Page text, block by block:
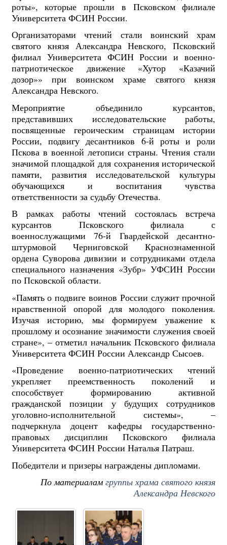
роты», которые прошли в Псковском филиале
Университета ФСИН России.
Организаторами чтений стали воинский храм
святого князя Александра Невского, Псковский
филиал Университета ФСИН России и военно-
патриотическое движение «Хутор «Казачий
дозор»» при воинском храме святого князя
Александра Невского.
Мероприятие объединило курсантов,
представивших исследовательские работы,
посвященные героическим страницам истории
России, подвигу десантников 6-й роты и роли
Пскова в военной летописи страны. Чтения стали
значимой площадкой для сохранения исторической
памяти, развития исследовательской культуры
обучающихся и воспитания чувства
ответственности за судьбу Отечества.
В рамках работы чтений состоялась встреча
курсантов Псковского филиала с
военнослужащими 76-й Гвардейской десантно-
штурмовой Черниговской Краснознаменной
ордена Суворова дивизии и сотрудниками отдела
специального назначения «Зубр» УФСИН России
по Псковской области.
«Память о подвиге воинов России служит прочной
нравственной опорой для молодого поколения.
Изучая историю, мы формируем уважение к
прошлому и осознание значимости служения своей
стране», – отметил начальник Псковского филиала
Университета ФСИН России Александр Сысоев.
«Проведение военно-патриотических чтений
укрепляет преемственность поколений и
способствует формированию активной
гражданской позиции у будущих сотрудников
уголовно-исполнительной системы», –
подчеркнула доцент кафедры государственно-
правовых дисциплин Псковского филиала
Университета ФСИН России Наталья Патраш.
Победители и призеры награждены дипломами.
По материаламгруппы храма святого князя
Александра Невского